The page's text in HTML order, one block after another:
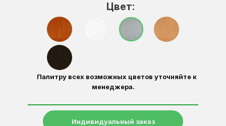
Цвет:
Палитру всех возможных цветов уточняйте к
менеджера.
Индивидуальный заказ